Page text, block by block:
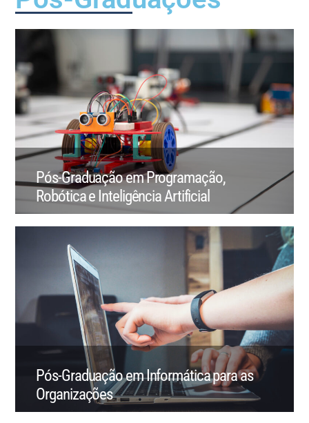
Pós-Graduação em Programação,
Robótica e Inteligência Artificial
Pós-Graduação em Informática para as
Organizações